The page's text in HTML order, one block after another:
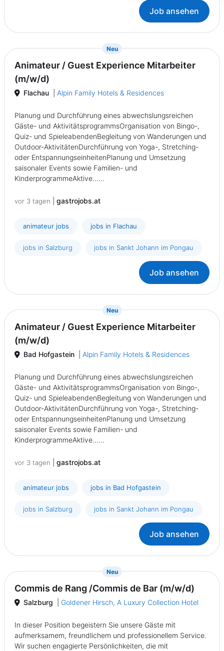
Job ansehen
Neu{prompt.job}
Animateur / Guest Experience Mitarbeiter
(m/w/d)
Flachau Alpin Family Hotels & Residences
Planung und Durchführung eines abwechslungsreichen
Gäste- und AktivitätsprogrammsOrganisation von Bingo-,
Quiz- und SpieleabendenBegleitung von Wanderungen und
Outdoor-AktivitätenDurchführung von Yoga-, Stretching-
oder EntspannungseinheitenPlanung und Umsetzung
saisonaler Events sowie Familien- und
KinderprogrammeAktive......
vor 3 tagen gastrojobs.at
animateur jobs jobs in Flachau
jobs in Salzburg jobs in Sankt Johann im Pongau
Job ansehen
Neu{prompt.job}
Animateur / Guest Experience Mitarbeiter
(m/w/d)
Bad Hofgastein Alpin Family Hotels & Residences
Planung und Durchführung eines abwechslungsreichen
Gäste- und AktivitätsprogrammsOrganisation von Bingo-,
Quiz- und SpieleabendenBegleitung von Wanderungen und
Outdoor-AktivitätenDurchführung von Yoga-, Stretching-
oder EntspannungseinheitenPlanung und Umsetzung
saisonaler Events sowie Familien- und
KinderprogrammeAktive......
vor 3 tagen gastrojobs.at
animateur jobs jobs in Bad Hofgastein
jobs in Salzburg jobs in Sankt Johann im Pongau
Job ansehen
Neu{prompt.job}
Commis de Rang /Commis de Bar (m/w/d)
Salzburg Goldener Hirsch, A Luxury Collection Hotel
In dieser Position begeistern Sie unsere Gäste mit
aufmerksamem, freundlichem und professionellem Service.
Wir suchen engagierte Persönlichkeiten, die mit